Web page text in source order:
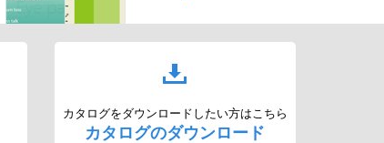
カタログをダウンロードしたい方はこちら
カタログのダウンロード